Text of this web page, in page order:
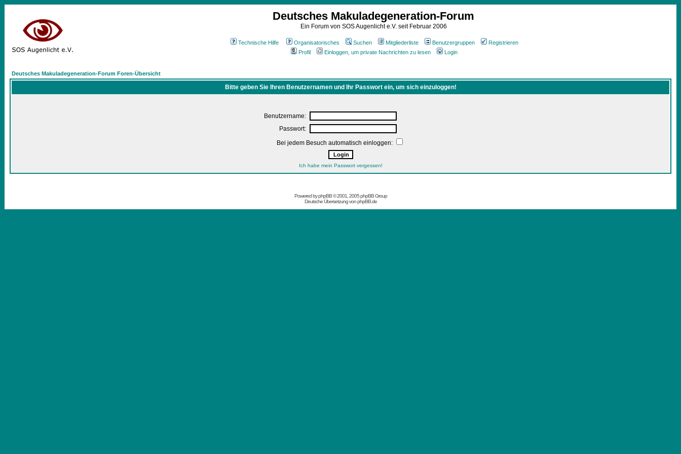
Deutsches Makuladegeneration-Forum
Ein Forum von SOS Augenlicht e.V. seit Februar 2006
Technische Hilfe Organisatorisches Suchen Mitgliederliste Benutzergruppen
Registrieren
Profil
Einloggen, um private Nachrichten zu lesen Login
Deutsches Makuladegeneration-Forum Foren-Übersicht
Bitte geben Sie Ihren Benutzernamen und Ihr Passwort ein, um sich einzuloggen!
Benutzername:
Passwort:
Bei jedem Besuch automatisch einloggen:
Ich habe mein Passwort vergessen!
Powered byphpBB© 2001, 2005 phpBB Group
Deutsche Übersetzung vonphpBB.de